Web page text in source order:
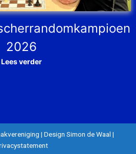
2026
Lees verder
| Design Simon de Waal |